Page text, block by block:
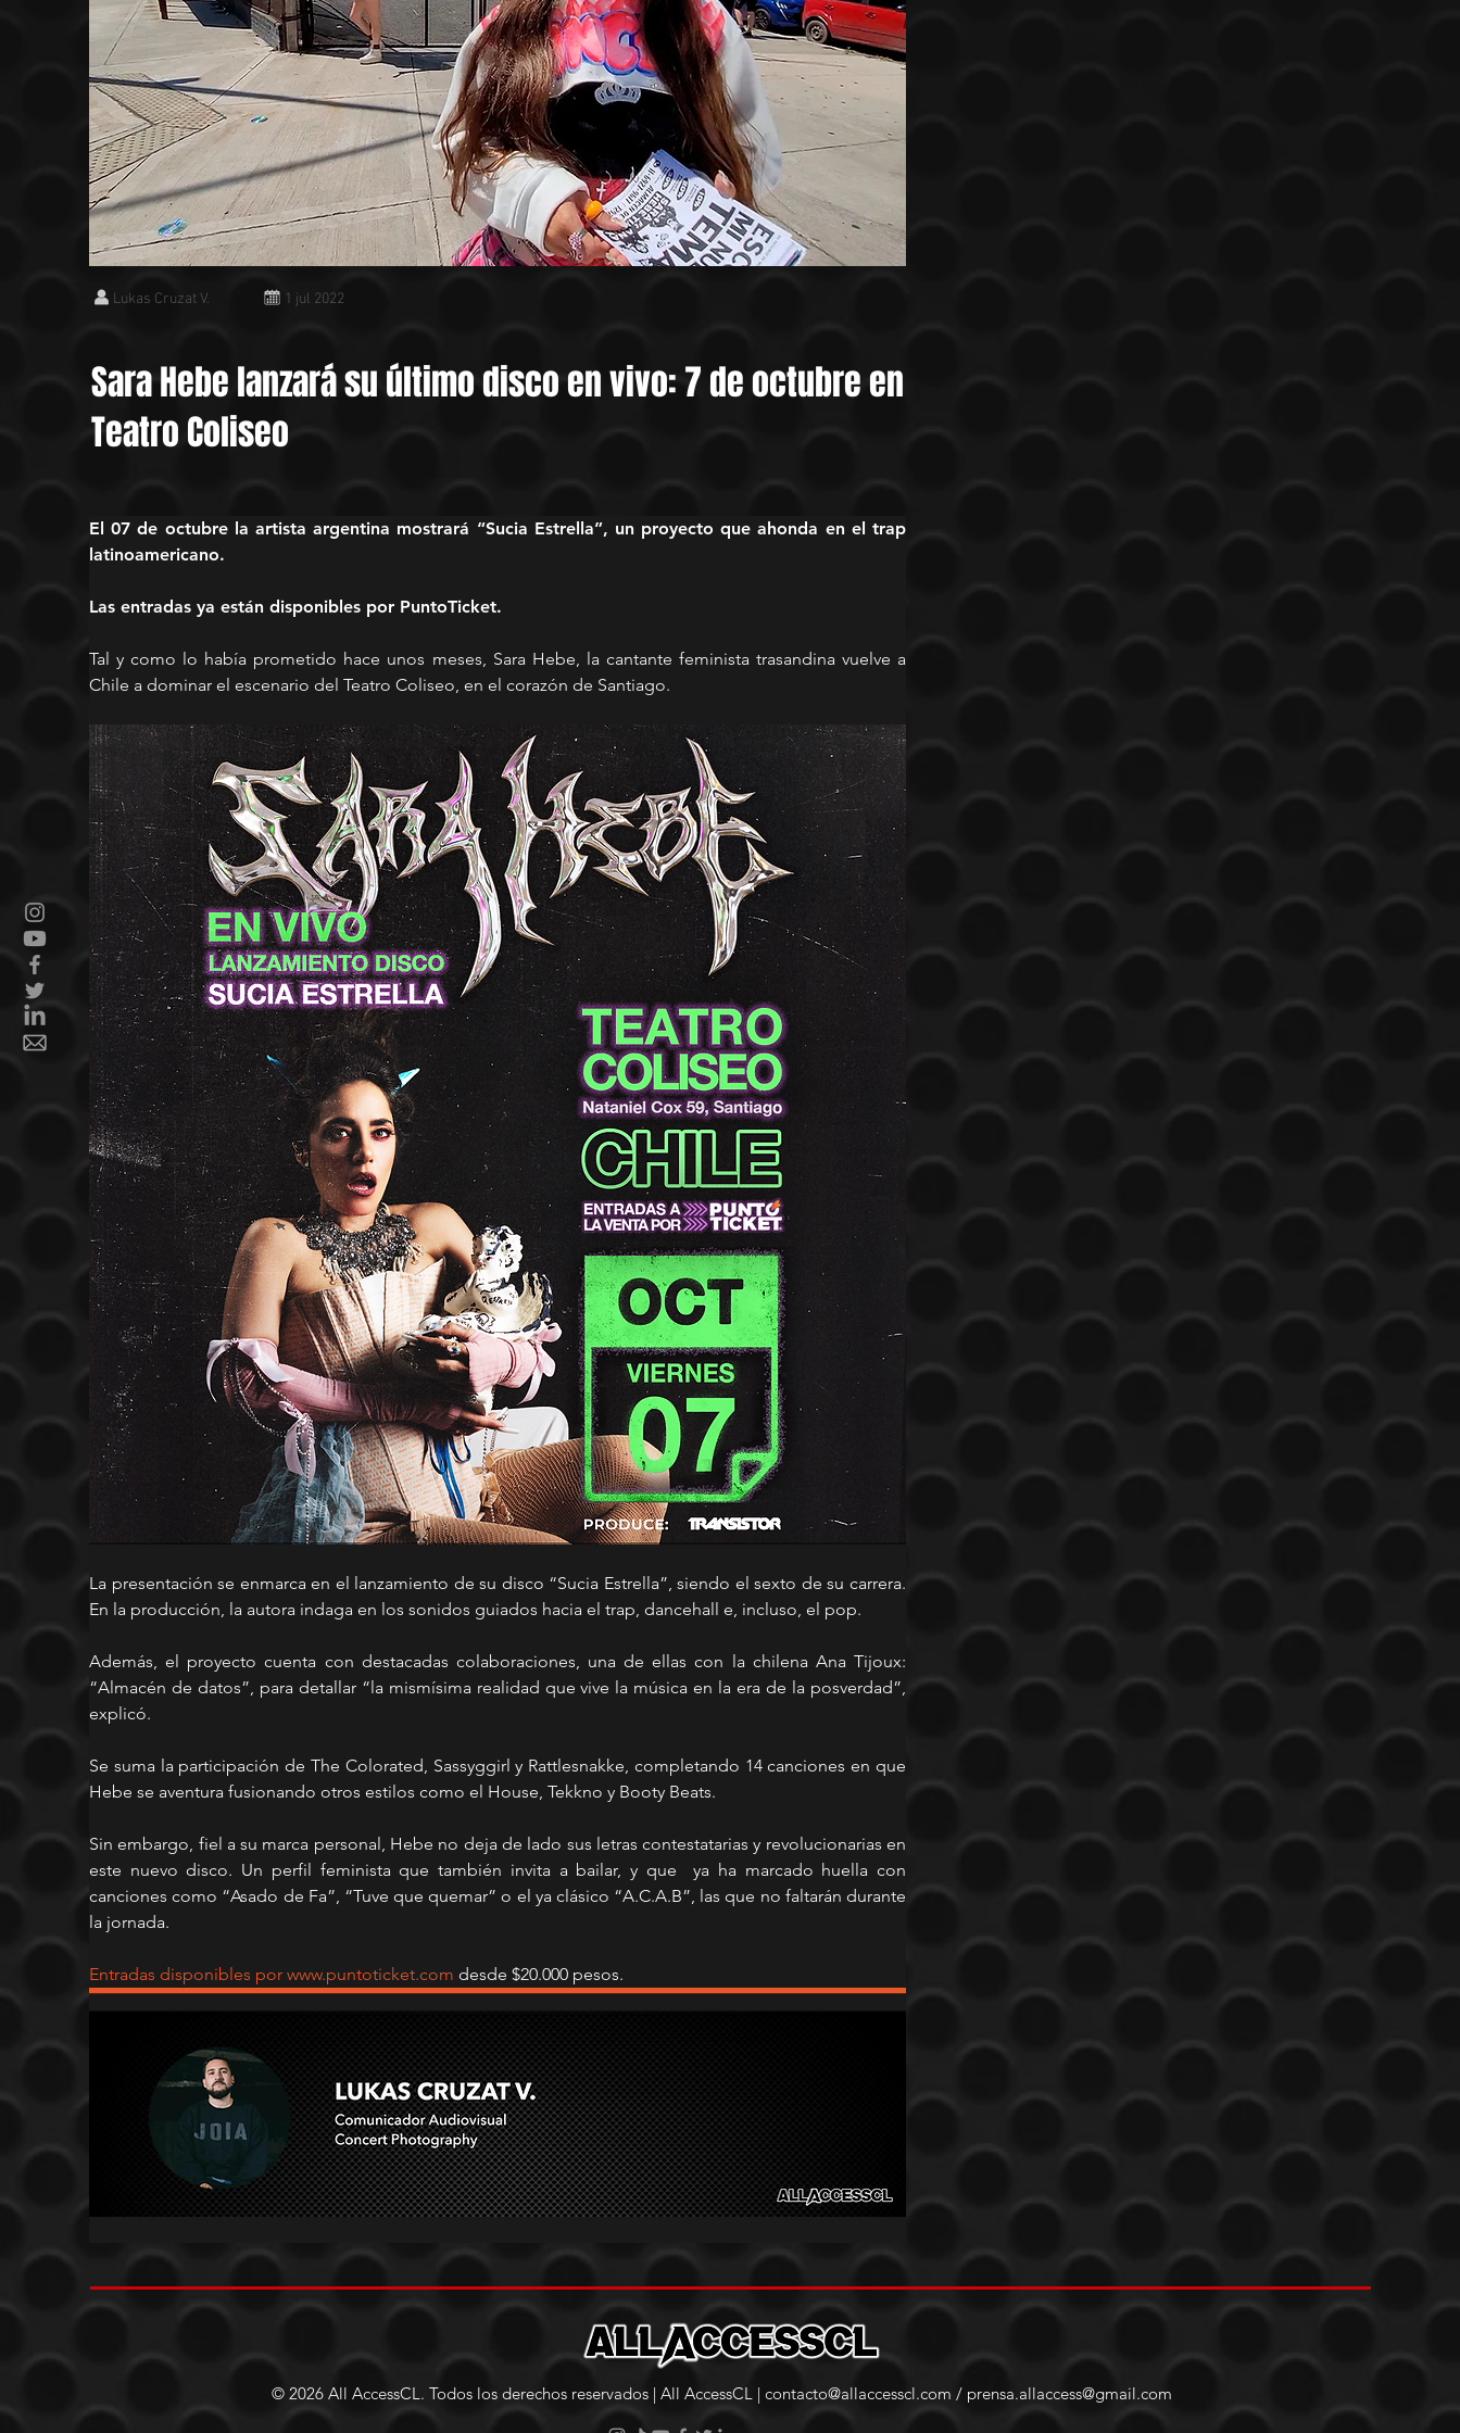
Lukas Cruzat V. 1 jul 2022
Sara Hebe lanzará su último disco en vivo: 7 de octubre en
Teatro Coliseo
El 07 de octubre la artista argentina mostrará “Sucia Estrella”, un proyecto que ahonda en el trap
latinoamericano.
Las entradas ya están disponibles por PuntoTicket.
Tal y como lo había prometido hace unos meses, Sara Hebe, la cantante feminista trasandina vuelve a
Chile a dominar el escenario del Teatro Coliseo, en el corazón de Santiago.
La presentación se enmarca en el lanzamiento de su disco “Sucia Estrella”, siendo el sexto de su carrera.
En la producción, la autora indaga en los sonidos guiados hacia el trap, dancehall e, incluso, el pop.
Además, el proyecto cuenta con destacadas colaboraciones, una de ellas con la chilena Ana Tijoux:
“Almacén de datos”, para detallar “la mismísima realidad que vive la música en la era de la posverdad”,
explicó.
Se suma la participación de The Colorated, Sassyggirl y Rattlesnakke, completando 14 canciones en que
Hebe se aventura fusionando otros estilos como el House, Tekkno y Booty Beats.
Sin embargo, fiel a su marca personal, Hebe no deja de lado sus letras contestatarias y revolucionarias en
este nuevo disco. Un perfil feminista que también invita a bailar, y que  ya ha marcado huella con
canciones como “Asado de Fa”, “Tuve que quemar” o el ya clásico “A.C.A.B”, las que no faltarán durante
la jornada.
Entradas disponibles por www.puntoticket.com desde $20.000 pesos.
© 2026 All AccessCL. Todos los derechos reservados | All AccessCL | contacto@allaccesscl.com / prensa.allaccess@gmail.com